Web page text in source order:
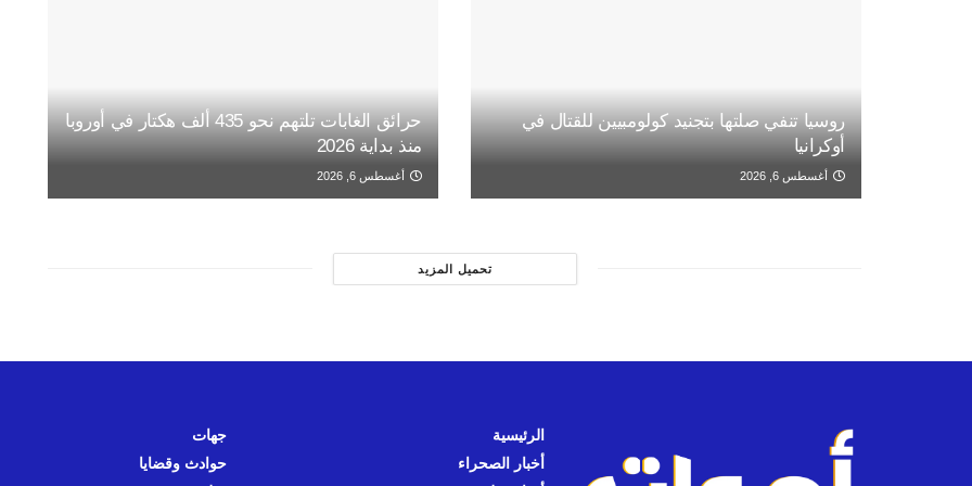
روسيا تنفي صلتها بتجنيد كولومبيين للقتال في
أوكرانيا
أغسطس 6, 2026
حرائق الغابات تلتهم نحو 435 ألف هكتار في أوروبا
منذ بداية 2026
أغسطس 6, 2026
تحميل المزيد
الرئيسية
أخبار الصحراء
جهات
حوادث وقضايا